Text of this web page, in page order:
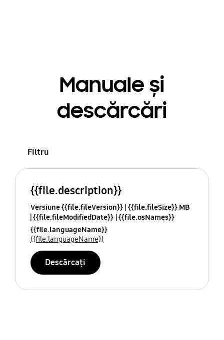
Manuale și
descărcări
Filtru
{{file.description}}
Versiune {{file.fileVersion}} {{file.fileSize}} MB
{{file.fileModifiedDate}} {{file.osNames}}
{{file.languageName}}
{{file.languageName}}
Descărcați